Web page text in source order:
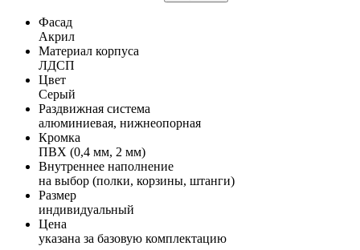
Фасад
Акрил
Материал корпуса
ЛДСП
Цвет
Серый
Раздвижная система
алюминиевая, нижнеопорная
Кромка
ПВХ (0,4 мм, 2 мм)
Внутреннее наполнение
на выбор (полки, корзины, штанги)
Размер
индивидуальный
Цена
указана за базовую комплектацию